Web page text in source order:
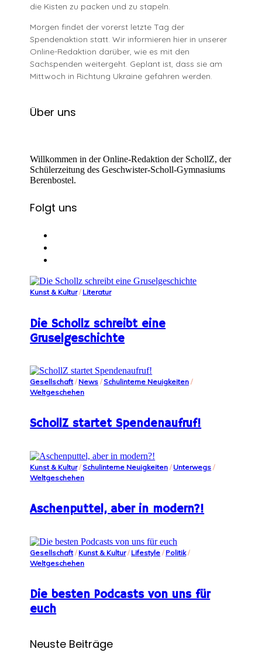
die Kisten zu packen und zu stapeln.
Morgen findet der vorerst letzte Tag der
Spendenaktion statt. Wir informieren hier in unserer
Online-Redaktion darüber, wie es mit den
Sachspenden weitergeht. Geplant ist, dass sie am
Mittwoch in Richtung Ukraine gefahren werden.
Über uns
Willkommen in der Online-Redaktion der SchollZ, der
Schülerzeitung des Geschwister-Scholl-Gymnasiums
Berenbostel.
Folgt uns
Kunst & Kultur/ Literatur
Die Schollz schreibt eine
Gruselgeschichte
Gesellschaft/ News / Schulinterne Neuigkeiten /
Weltgeschehen
SchollZ startet Spendenaufruf!
Kunst & Kultur/ Schulinterne Neuigkeiten / Unterwegs /
Weltgeschehen
Aschenputtel, aber in modern?!
Gesellschaft/ Kunst & Kultur/ Lifestyle / Politik/
Weltgeschehen
Die besten Podcasts von uns für
euch
Neuste Beiträge